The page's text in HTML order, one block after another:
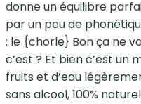
donne un équilibre
par un peu de
: le {chorle} Bon ça ne
c’est ? Et bien c’est un
fruits et d’eau
sans alcool, 100%